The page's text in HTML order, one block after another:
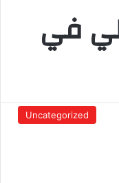
في
Uncategorized